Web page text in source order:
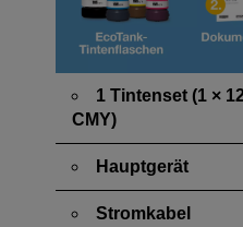
1 Tintenset (1 ×
CMY)
Hauptgerät
Stromkabel